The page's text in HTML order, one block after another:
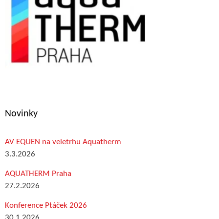
Novinky
AV EQUEN na veletrhu Aquatherm
3.3.2026
AQUATHERM Praha
27.2.2026
Konference Ptáček 2026